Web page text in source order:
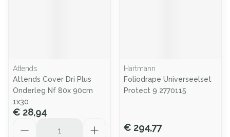
Attends
Attends Cover Dri Plus
Onderleg Nf 80x 90cm
1x30
€ 28,94
Hartmann
Foliodrape Universeelset
Protect 9 2770115
€ 294,77